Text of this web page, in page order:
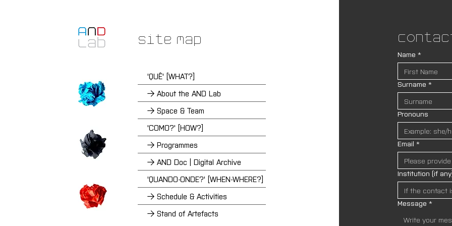
Site Map
'QUÊ' [WHAT?]
→ About the AND Lab
→ Space & Team
'COMO?' [HOW?]
→ Programmes
→ AND Doc | Digital Archive
'QUANDO-ONDE?' [WHEN-WHERE?]
→ Schedule & Activities
→ Stand of Artefacts
Name *
Surname *
Pronouns
Email *
Institution (if
Message *